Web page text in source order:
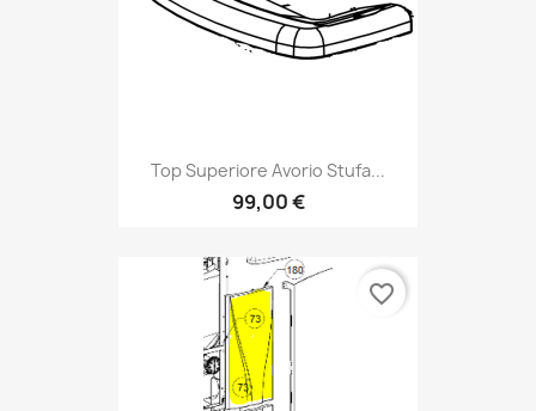
Top Superiore Avorio Stufa...
99,00 €
favorite_border